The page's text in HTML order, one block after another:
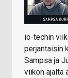
io-techin
perjantaisin
Sampsa ja
viikon ajalta